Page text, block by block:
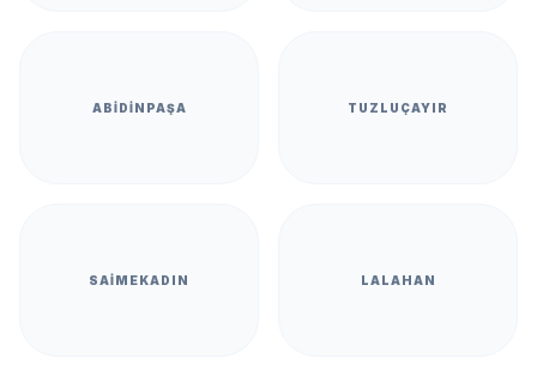
ABIDINPAŞA TUZLUÇAYIR
SAIMEKADIN LALAHAN